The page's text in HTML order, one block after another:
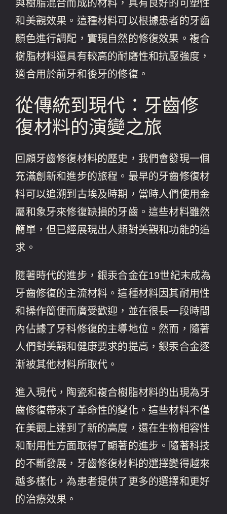
與樹脂混合而成的材料，具有良好的可塑性
和美觀效果。這種材料可以根據患者的牙齒
顏色進行調配，實現自然的修復效果。複合
樹脂材料還具有較高的耐磨性和抗壓強度，
適合用於前牙和後牙的修復。
從傳統到現代：牙齒修
復材料的演變之旅
回顧牙齒修復材料的歷史，我們會發現一個
充滿創新和進步的旅程。最早的牙齒修復材
料可以追溯到古埃及時期，當時人們使用金
屬和象牙來修復缺損的牙齒。這些材料雖然
簡單，但已經展現出人類對美觀和功能的追
求。
隨著時代的進步，銀汞合金在19世紀末成為
牙齒修復的主流材料。這種材料因其耐用性
和操作簡便而廣受歡迎，並在很長一段時間
內佔據了牙科修復的主導地位。然而，隨著
人們對美觀和健康要求的提高，銀汞合金逐
漸被其他材料所取代。
進入現代，陶瓷和複合樹脂材料的出現為牙
齒修復帶來了革命性的變化。這些材料不僅
在美觀上達到了新的高度，還在生物相容性
和耐用性方面取得了顯著的進步。隨著科技
的不斷發展，牙齒修復材料的選擇變得越來
越多樣化，為患者提供了更多的選擇和更好
的治療效果。